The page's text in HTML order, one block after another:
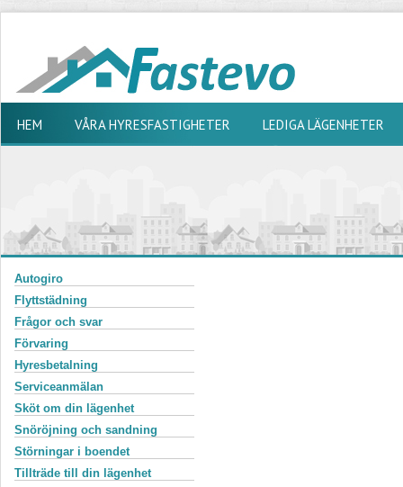
HEM VÅRA HYRESFASTIGHETER LEDIGA LÄGENHETER
Autogiro
Flyttstädning
Frågor och svar
Förvaring
Hyresbetalning
Serviceanmälan
Sköt om din lägenhet
Snöröjning och sandning
Störningar i boendet
Tillträde till din lägenhet